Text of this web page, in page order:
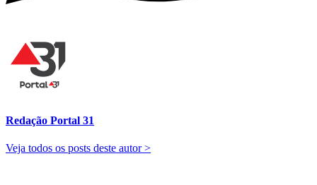
Redação Portal 31
Veja todos os posts deste autor >